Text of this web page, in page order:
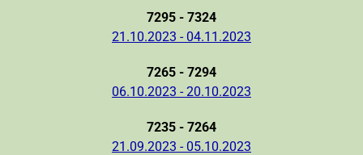
7295 - 7324
21.10.2023 - 04.11.2023
7265 - 7294
06.10.2023 - 20.10.2023
7235 - 7264
21.09.2023 - 05.10.2023